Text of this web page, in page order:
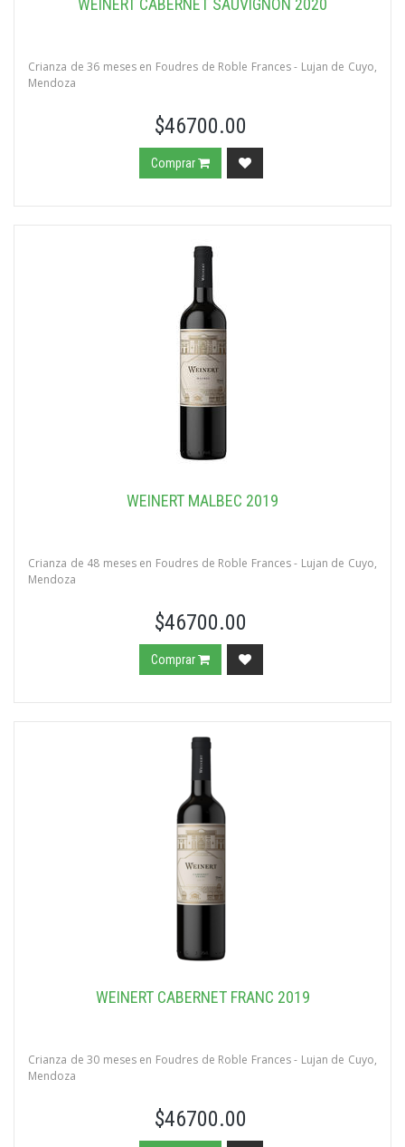
WEINERT CABERNET SAUVIGNON 2020
Crianza de 36 meses en Foudres de Roble Frances - Lujan de Cuyo,
Mendoza
$46700.00
Comprar
WEINERT MALBEC 2019
Crianza de 48 meses en Foudres de Roble Frances - Lujan de Cuyo,
Mendoza
$46700.00
Comprar
WEINERT CABERNET FRANC 2019
Crianza de 30 meses en Foudres de Roble Frances - Lujan de Cuyo,
Mendoza
$46700.00